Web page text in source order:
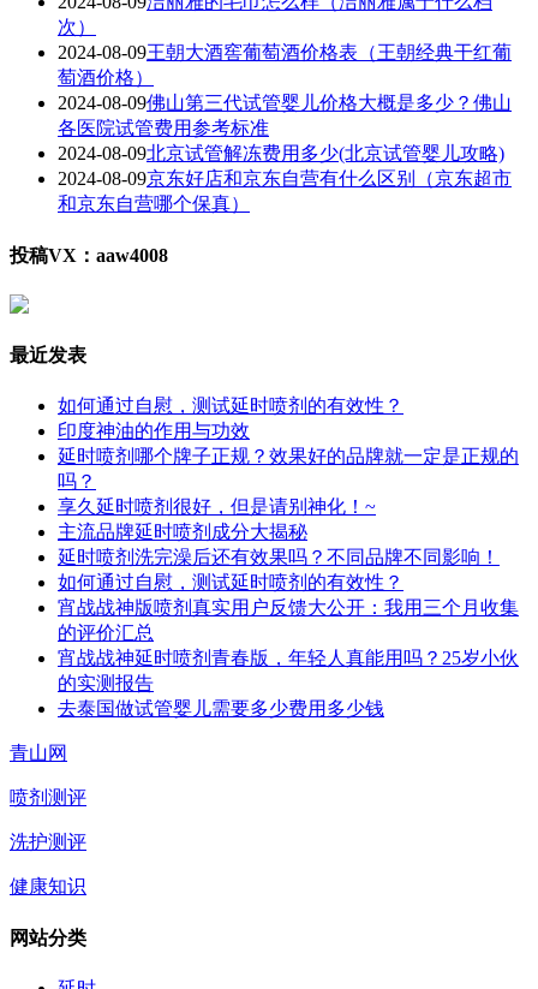
次）
2024-08-09王朝大酒窖葡萄酒价格表（王朝经典干红葡
萄酒价格）
2024-08-09佛山第三代试管婴儿价格大概是多少？佛山
各医院试管费用参考标准
2024-08-09北京试管解冻费用多少(北京试管婴儿攻略)
2024-08-09京东好店和京东自营有什么区别（京东超市
和京东自营哪个保真）
投稿VX：aaw4008
最近发表
如何通过自慰，测试延时喷剂的有效性？
印度神油的作用与功效
延时喷剂哪个牌子正规？效果好的品牌就一定是正规的
吗？
享久延时喷剂很好，但是请别神化！~
主流品牌延时喷剂成分大揭秘
延时喷剂洗完澡后还有效果吗？不同品牌不同影响！
如何通过自慰，测试延时喷剂的有效性？
宵战战神版喷剂真实用户反馈大公开：我用三个月收集
的评价汇总
宵战战神延时喷剂青春版，年轻人真能用吗？25岁小伙
的实测报告
去泰国做试管婴儿需要多少费用多少钱
青山网
喷剂测评
洗护测评
健康知识
网站分类